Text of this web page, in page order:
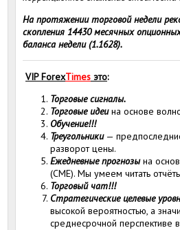
На протяжении торговой недели
скопления 14430 месячных
баланса недели (1.1628).
VIPForexTimes это:
Торговые сигналы.
Торговые идеина основе
Обучение!!!
Треугольники—
разворот цены.
Ежедневные прогнозына
(CME). Мы умеем читать
Торговый чат!!!
Стратегические целевые
высокой вероятностью, а
среднесрочной перспективе